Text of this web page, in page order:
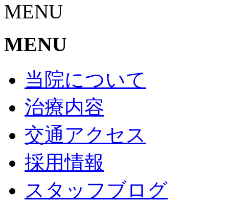
MENU
MENU
当院について
治療内容
交通アクセス
採用情報
スタッフブログ